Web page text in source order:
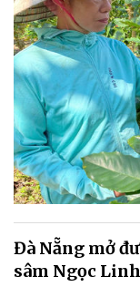
Đà Nẵng mở
sâm Ngọc Linh